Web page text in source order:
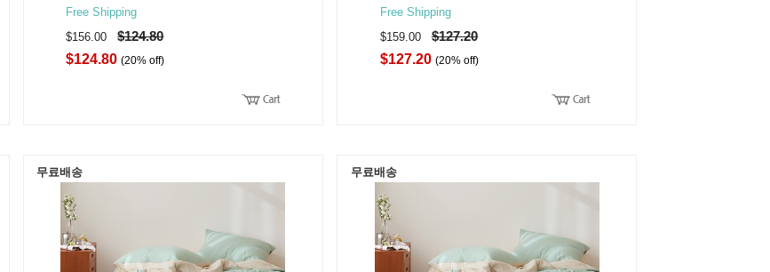
Free Shipping
$156.00$124.80
$124.80(20% off)
Free Shipping
$159.00$127.20
$127.20 (20% off)
무료배송 무료배송